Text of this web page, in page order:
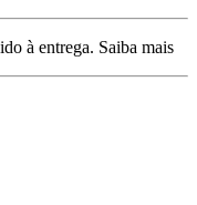
à entrega. Saiba mais